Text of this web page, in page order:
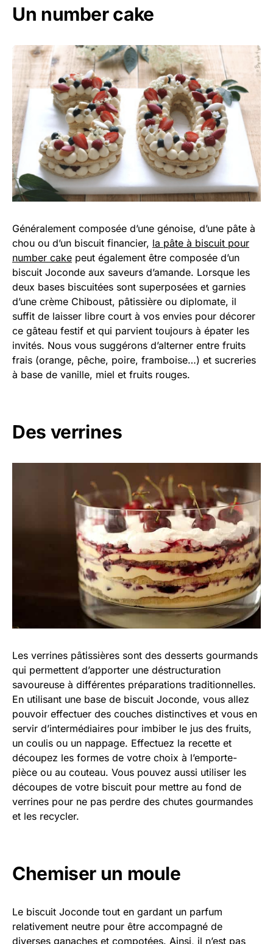
Un number cake
Généralement composée d’une génoise, d’une pâte à
chou ou d’un biscuit financier, la pâte à biscuit pour
number cake peut également être composée d’un
biscuit Joconde aux saveurs d’amande. Lorsque les
deux bases biscuitées sont superposées et garnies
d’une crème Chiboust, pâtissière ou diplomate, il
suffit de laisser libre court à vos envies pour décorer
ce gâteau festif et qui parvient toujours à épater les
invités. Nous vous suggérons d’alterner entre fruits
frais (orange, pêche, poire, framboise…) et sucreries
à base de vanille, miel et fruits rouges.
Des verrines
Les verrines pâtissières sont des desserts gourmands
qui permettent d’apporter une déstructuration
savoureuse à différentes préparations traditionnelles.
En utilisant une base de biscuit Joconde, vous allez
pouvoir effectuer des couches distinctives et vous en
servir d’intermédiaires pour imbiber le jus des fruits,
un coulis ou un nappage. Effectuez la recette et
découpez les formes de votre choix à l’emporte-
pièce ou au couteau. Vous pouvez aussi utiliser les
découpes de votre biscuit pour mettre au fond de
verrines pour ne pas perdre des chutes gourmandes
et les recycler.
Chemiser un moule
Le biscuit Joconde tout en gardant un parfum
relativement neutre pour être accompagné de
diverses ganaches et compotées. Ainsi, il n’est pas